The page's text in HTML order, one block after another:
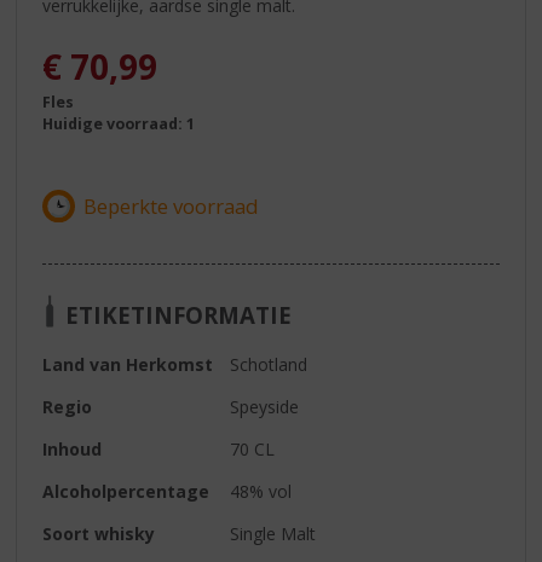
verrukkelijke, aardse single malt.
€ 70,99
Fles
Huidige voorraad: 1
ETIKETINFORMATIE
Land van Herkomst
Schotland
Regio
Speyside
Inhoud
70 CL
Alcoholpercentage
48% vol
Soort whisky
Single Malt